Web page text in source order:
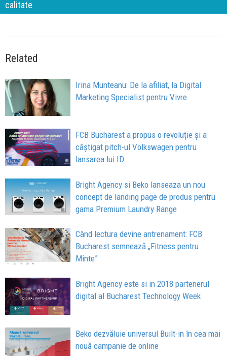
calitate
Related
Irina Munteanu: De la afiliat, la Digital
Marketing Specialist pentru Vivre
FCB Bucharest a propus o revoluție și a
câștigat pitch-ul Volkswagen pentru
lansarea lui ID
Bright Agency si Beko lanseaza un nou
concept de landing page de produs pentru
gama Premium Laundry Range
Când lectura devine antrenament: FCB
Bucharest semnează „Fitness pentru
Minte”
Bright Agency este si in 2018 partenerul
digital al Bucharest Technology Week
Beko dezvăluie universul Built-in în cea mai
nouă campanie de online